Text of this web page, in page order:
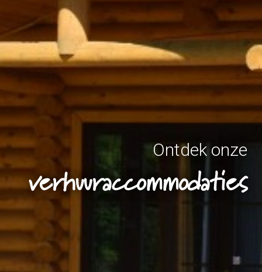
Ontdek onze
verhuuraccommodaties